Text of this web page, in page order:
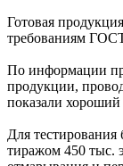
Готовая
требованиям
По информации
продукции,
показали хороший
Для
тиражом 450 тыс.